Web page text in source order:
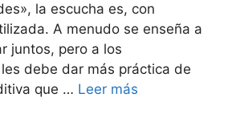
la escucha es, con
A menudo se enseña a
juntos, pero a los
debe dar más práctica de
que … Leer más